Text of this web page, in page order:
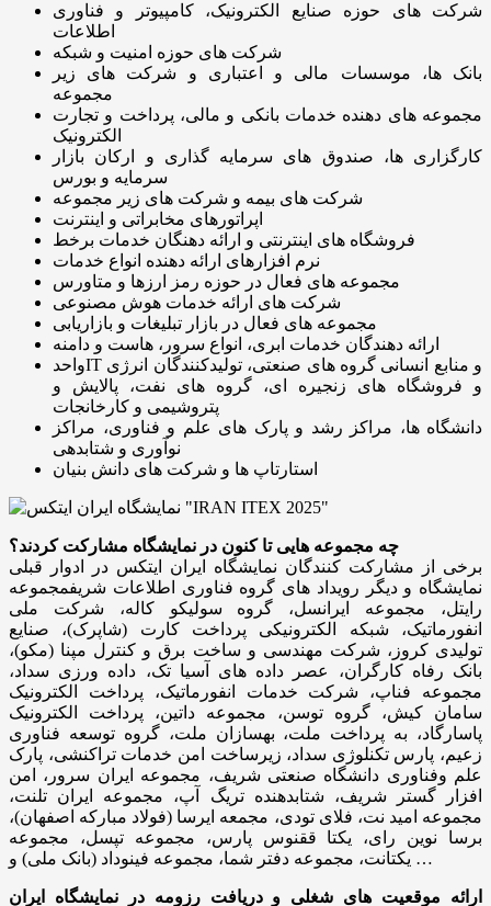
شرکت های حوزه صنایع الکترونیک، کامپیوتر و فناوری
اطلاعات
شرکت های حوزه امنیت و شبکه
بانک ها، موسسات مالی و اعتباری و شرکت های زیر
مجموعه
مجموعه های دهنده خدمات بانکی و مالی، پرداخت و تجارت
الکترونیک
کارگزاری ها، صندوق های سرمایه گذاری و ارکان بازار
سرمایه و بورس
شرکت های بیمه و شرکت های زیر مجموعه
اپراتورهای مخابراتی و اینترنت
فروشگاه های اینترنتی و ارائه دهنگان خدمات برخط
نرم افزارهای ارائه دهنده انواع خدمات
مجموعه های فعال در حوزه رمز ارزها و متاورس
شرکت های ارائه خدمات هوش مصنوعی
مجموعه های فعال در بازار تبلیغات و بازاریابی
ارائه دهندگان خدمات ابری، انواع سرور، هاست و دامنه
واحدIT و منابع انسانی گروه های صنعتی، تولیدکنندگان انرژی
و فروشگاه های زنجیره ای، گروه های نفت، پالایش و
پتروشیمی و کارخانجات
دانشگاه ها، مراکز رشد و پارک های علم و فناوری، مراکز
نوآوری و شتابدهی
استارتاپ ها و شرکت های دانش بنیان
چه مجموعه هایی تا کنون در نمایشگاه مشارکت کردند؟
برخی از مشارکت کنندگان نمایشگاه ایران ایتکس در ادوار قبلی
نمایشگاه و دیگر رویداد های گروه فناوری اطلاعات شریفمجموعه
رایتل، مجموعه ایرانسل، گروه سولیکو کاله، شرکت ملی
انفورماتیک، شبکه الکترونیکی پرداخت کارت (شاپرک)، صنایع
تولیدی کروز، شرکت مهندسی و ساخت برق و کنترل مپنا (مکو)،
بانک رفاه کارگران، عصر داده های آسیا تک، داده ورزی سداد،
مجموعه فناپ، شرکت خدمات انفورماتیک، پرداخت الکترونیک
سامان کیش، گروه توسن، مجموعه داتین، پرداخت الکترونیک
پاسارگاد، به پرداخت ملت، بهسازان ملت، گروه توسعه فناوری
زعیم، پارس تکنلوژی سداد، زیرساخت امن خدمات تراکنشی، پارک
علم وفناوری دانشگاه صنعتی شریف، مجموعه ایران سرور، امن
افزار گستر شریف، شتابدهنده تریگ آپ، مجموعه ایران تلنت،
مجموعه امید نت، فلای تودی، مجمعه ایرسا (فولاد مبارکه اصفهان)،
برسا نوین رای، یکتا ققنوس پارس، مجموعه تپسل، مجموعه
یکتانت، مجموعه دفتر شما، مجموعه فینوداد (بانک ملی) و …
ارائه موقعیت های شغلی و دریافت رزومه در نمایشگاه ایران